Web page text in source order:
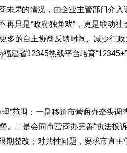
未果的情况，由企业主管部门介入
再只是“政府独角戏”，更是联动
多的自主协商反馈时间、减少行
建省12345热线平台培育
”范围：一是移送市营商办牵头
。二是会同市营商办完善“执法
期整改；对共性问题，要求市直